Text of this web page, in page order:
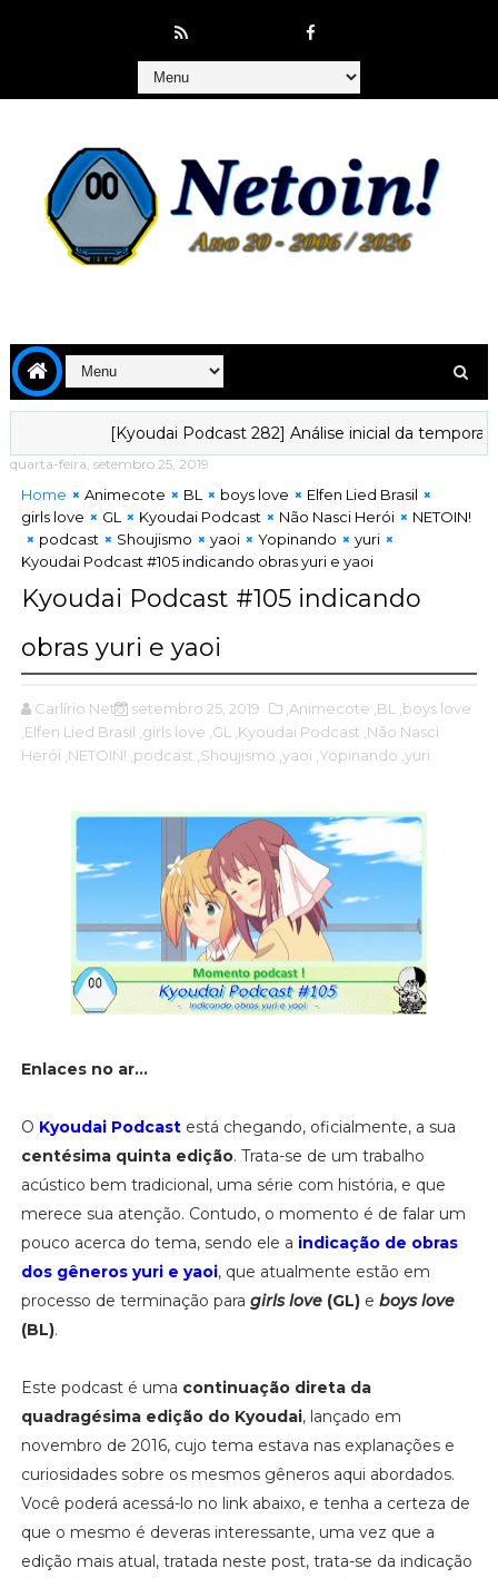
[Kyoudai Podcast 282] Análise inicial da temporada de
quarta-feira, setembro 25, 2019
Home Animecote BL boys love
Elfen Lied Brasil
girls love
GL Kyoudai Podcast Não Nasci Herói
NETOIN!
podcast
Shoujismo yaoi Yopinando
yuri
Kyoudai Podcast #105 indicando obras yuri e yaoi
Kyoudai Podcast #105 indicando
obras yuri e yaoi
Carlírio Neto setembro 25, 2019 ,Animecote ,BL
,boys love
,Elfen Lied Brasil ,girls love ,GL ,Kyoudai Podcast ,Não Nasci
Herói ,NETOIN! ,podcast ,Shoujismo ,yaoi ,Yopinando ,yuri
Enlaces no ar...
O Kyoudai Podcastestá chegando, oficialmente, a sua
centésima quinta edição. Trata-se de um trabalho
acústico bem tradicional, uma série com história, e que
merece sua atenção. Contudo, o momento é de falar um
pouco acerca do tema, sendo ele a indicação de obras
dos gêneros yuri e yaoi, que atualmente estão em
processo de terminação para girls love(GL)e boys love
(BL).
Este podcast é uma continuação direta da
quadragésima edição do Kyoudai, lançado em
novembro de 2016, cujo tema estava nas explanações e
curiosidades sobre os mesmos gêneros aqui abordados.
Você poderá acessá-lo no link abaixo, e tenha a certeza de
que o mesmo é deveras interessante, uma vez que a
edição mais atual, tratada neste post, trata-se da indicação